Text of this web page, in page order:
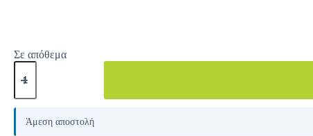
Σε απόθεμα
A
Άμεση αποστολή